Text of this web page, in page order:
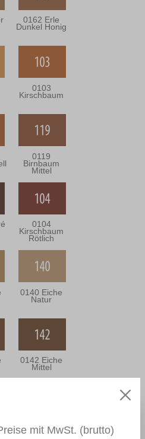
0162 Erle
Dunkel Honig
0103
Kirschbaum
0119
Birnbaum
Mittel
0104
Kirschbaum
Rötlich
0140 Eiche
Natur
0142 Eiche
Mittel
0301 Eiche
Grünlich
mit MwSt. (brutto)